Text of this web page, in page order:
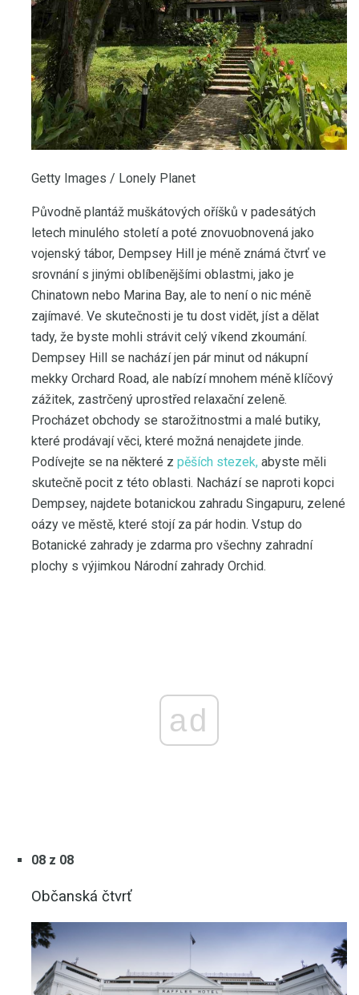
Getty Images / Lonely Planet
Původně plantáž muškátových oříšků v padesátých
letech minulého století a poté znovuobnovená jako
vojenský tábor, Dempsey Hill je méně známá čtvrť ve
srovnání s jinými oblíbenějšími oblastmi, jako je
Chinatown nebo Marina Bay, ale to není o nic méně
zajímavé. Ve skutečnosti je tu dost vidět, jíst a dělat
tady, že byste mohli strávit celý víkend zkoumání.
Dempsey Hill se nachází jen pár minut od nákupní
mekky Orchard Road, ale nabízí mnohem méně klíčový
zážitek, zastrčený uprostřed relaxační zeleně.
Procházet obchody se starožitnostmi a malé butiky,
které prodávají věci, které možná nenajdete jinde.
Podívejte se na některé z pěších stezek, abyste měli
skutečně pocit z této oblasti. Nachází se naproti kopci
Dempsey, najdete botanickou zahradu Singapuru, zelené
oázy ve městě, které stojí za pár hodin. Vstup do
Botanické zahrady je zdarma pro všechny zahradní
plochy s výjimkou Národní zahrady Orchid.
ad
08 z 08
Občanská čtvrť